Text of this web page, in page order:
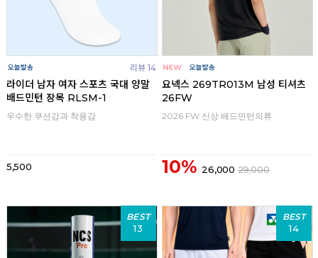
리뷰 14
라이더 남자 여자 스포츠 국대 양말
배드민턴 장목 RLSM-1
우수한 쿠션감과 착용감
5,500
요넥스 269TR013M 남성 티셔츠
26FW
2026 FW 신상 배드민턴의류
10% 26,000 29,000
BEST
13
BEST
14